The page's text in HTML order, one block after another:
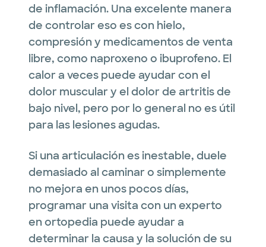
de inflamación. Una excelente manera
de controlar eso es con hielo,
compresión y medicamentos de venta
libre, como naproxeno o ibuprofeno. El
calor a veces puede ayudar con el
dolor muscular y el dolor de artritis de
bajo nivel, pero por lo general no es útil
para las lesiones agudas.
Si una articulación es inestable, duele
demasiado al caminar o simplemente
no mejora en unos pocos días,
programar una visita con un experto
en ortopedia puede ayudar a
determinar la causa y la solución de su